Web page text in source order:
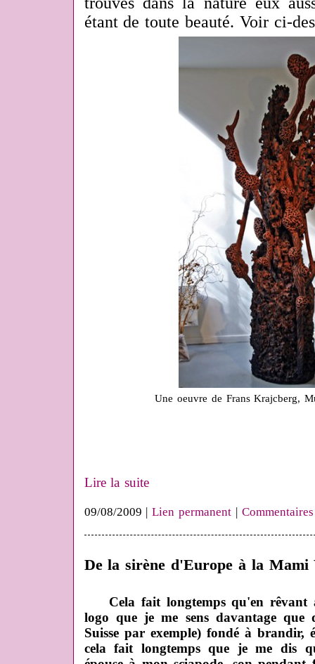
étant de toute beauté. Voir ci-
Une oeuvre de Frans Krajcberg,
Lire la suite
09/08/2009 |Lien permanent |
De la sirène d'Europe à la Mami
Cela fait longtemps qu'en rêvant
logo que je me sens davantage que
Suisse par exemple) fondé à brandir,
cela fait longtemps que je me dis